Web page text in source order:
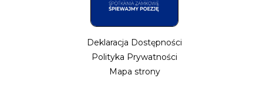
Deklaracja Dostępności
Polityka Prywatności
Mapa strony